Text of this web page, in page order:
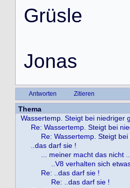
Grüsle
Jonas
Antworten Zitieren
Thema
Wassertemp. Steigt bei niedriger
Re: Wassertemp. Steigt bei
Re: Wassertemp. Steigt
..das darf sie !
... meiner macht das nicht ...
..V8 verhalten sich
Re: ..das darf sie !
Re: ..das darf sie !